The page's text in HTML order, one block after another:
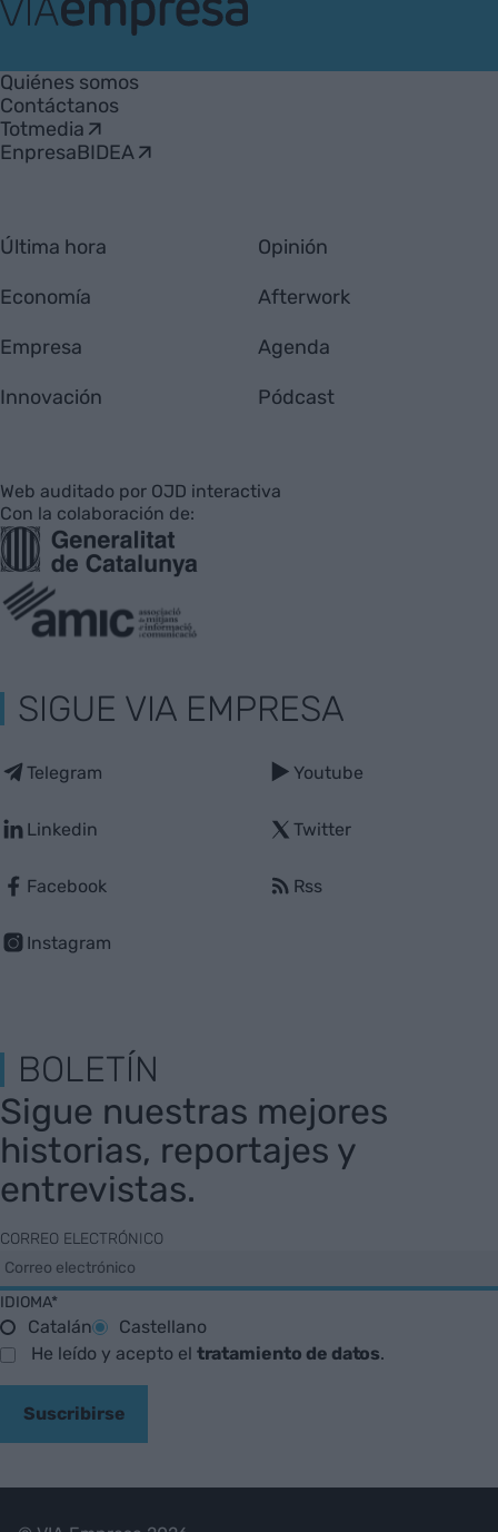
Empresa
Quiénes somos
Contáctanos
Totmedia
EnpresaBIDEA
Última hora
Economía
Empresa
Innovación
Opinión
Afterwork
Agenda
Pódcast
Web auditado por OJD interactiva
Con la colaboración de:
SIGUE VIA EMPRESA
Telegram
Linkedin
Facebook
Instagram
Youtube
Twitter
Rss
BOLETÍN
Sigue nuestras mejores
historias, reportajes y
entrevistas.
CORREO ELECTRÓNICO
IDIOMA*
Catalán
Castellano
He leído y acepto el tratamiento de datos.
Suscribirse